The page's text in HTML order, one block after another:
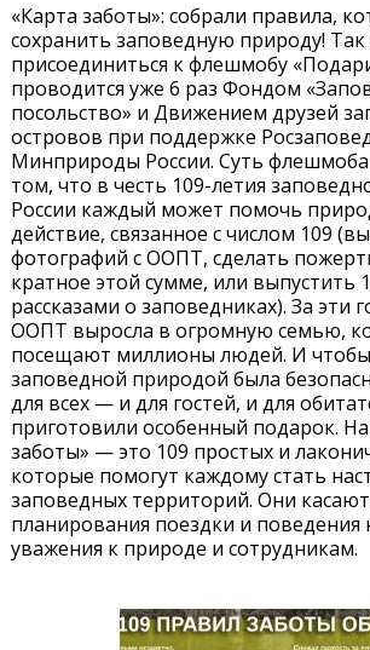
«Карта заботы»: собрали правила,
сохранить заповедную природу!
присоединиться к флешмобу
проводится уже 6 раз Фондом
посольство» и Движением друзей
островов при поддержке
Минприроды России. Суть флешмоба
том, что в честь 109-летия
России каждый может помочь
действие, связанное с числом 109
фотографий с ООПТ, сделать
кратное этой сумме, или выпустить
рассказами о заповедниках). За эти
ООПТ выросла в огромную семью,
посещают миллионы людей. И чтобы
заповедной природой была
для всех — и для гостей, и для
приготовили особенный подарок.
заботы» — это 109 простых и
которые помогут каждому стать
заповедных территорий. Они
планирования поездки и поведения
уважения к природе и сотрудникам.